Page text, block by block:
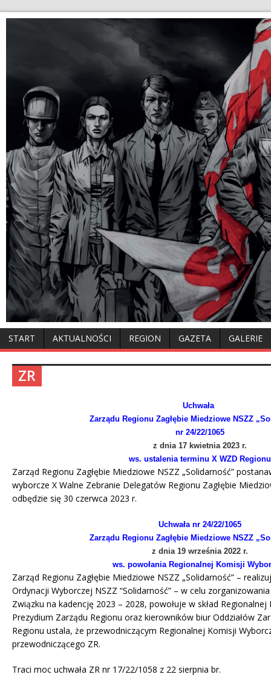
START AKTUALNOŚCI REGION GAZETA GALERIE
ZR
Uchwała
Zarządu Regionu Zagłębie Miedziowe NSZZ
nr 24/22/1065
z dnia 17 kwietnia 2023 r.
ws. ustalenia terminu X WZD Regionu
Zarząd Regionu Zagłębie Miedziowe NSZZ „Solidarność”
wyborcze X Walne Zebranie Delegatów Regionu Zagłębie
odbędzie się 30 czerwca 2023 r.
Uchwała nr 24/22/1065
Zarządu Regionu Zagłębie Miedziowe NSZZ
z dnia 19 września 2022 r.
ws. powołania Regionalnej Komisji
Zarząd Regionu Zagłębie Miedziowe NSZZ „Solidarność” –
Ordynacji Wyborczej NSZZ “Solidarność” – w celu
Związku na kadencję 2023 – 2028, powołuje w skład
Prezydium Zarządu Regionu oraz kierowników biur Oddziałów
Regionu ustala, że przewodniczącym Regionalnej Komisji
przewodniczącego ZR.
Traci moc uchwała ZR nr 17/22/1058 z 22 sierpnia br.